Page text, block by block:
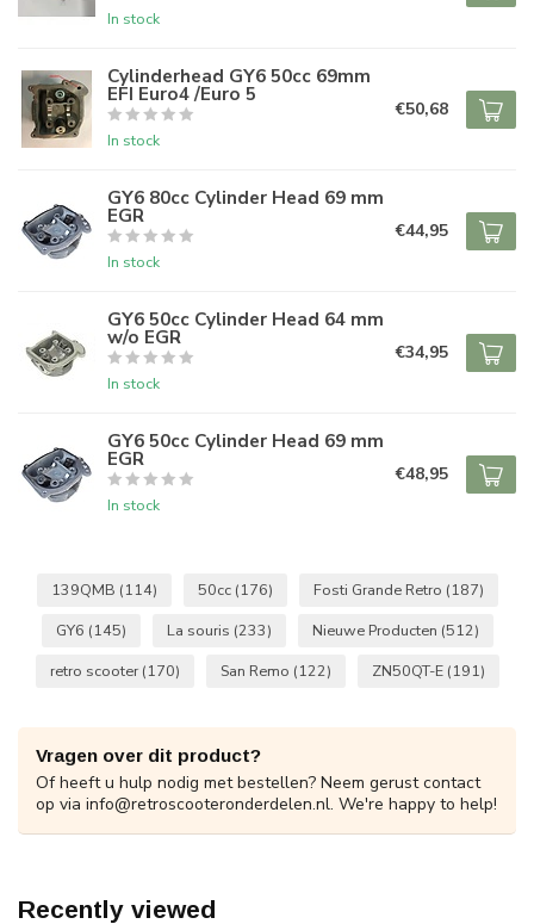
In stock
Cylinderhead GY6 50cc 69mm
EFI Euro4 /Euro 5
In stock
€50,68
GY6 80cc Cylinder Head 69 mm
EGR
In stock
€44,95
GY6 50cc Cylinder Head 64 mm
w/o EGR
In stock
€34,95
GY6 50cc Cylinder Head 69 mm
EGR
In stock
€48,95
139QMB (114) 50cc (176) Fosti Grande Retro (187)
GY6 (145) La souris (233) Nieuwe Producten (512)
retro scooter (170) San Remo (122) ZN50QT-E (191)
Vragen over dit product?
Of heeft u hulp nodig met bestellen? Neem gerust contact
op via info@retroscooteronderdelen.nl. We're happy to help!
Recently viewed